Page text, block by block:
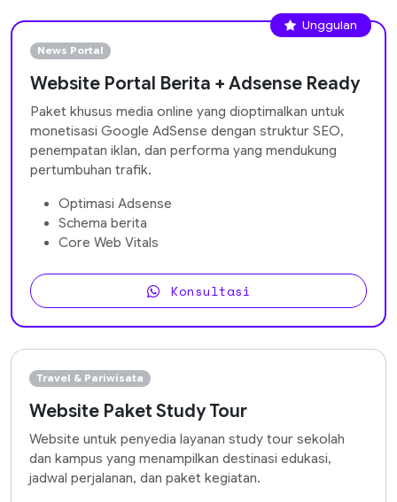
Unggulan
News Portal
Website Portal Berita + Adsense Ready
Paket khusus media online yang dioptimalkan untuk
monetisasi Google AdSense dengan struktur SEO,
penempatan iklan, dan performa yang mendukung
pertumbuhan trafik.
Optimasi Adsense
Schema berita
Core Web Vitals
Konsultasi
Travel & Pariwisata
Website Paket Study Tour
Website untuk penyedia layanan study tour sekolah
dan kampus yang menampilkan destinasi edukasi,
jadwal perjalanan, dan paket kegiatan.